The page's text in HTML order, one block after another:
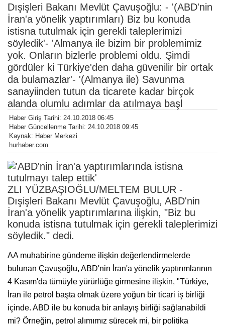
Dışişleri Bakanı Mevlüt Çavuşoğlu: - '(ABD'nin
İran'a yönelik yaptırımları) Biz bu konuda
istisna tutulmak için gerekli taleplerimizi
söyledik'- 'Almanya ile bizim bir problemimiz
yok. Onların bizlerle problemi oldu. Şimdi
gördüler ki Türkiye'den daha güvenilir bir ortak
da bulamazlar'- '(Almanya ile) Savunma
sanayiinden tutun da ticarete kadar birçok
alanda olumlu adımlar da atılmaya başl
Haber Giriş Tarihi: 24.10.2018 06:45
Haber Güncellenme Tarihi: 24.10.2018 09:45
Kaynak: Haber Merkezi
hurhaber.com
ZLI YÜZBAŞIOĞLU/MELTEM BULUR -
Dışişleri Bakanı Mevlüt Çavuşoğlu, ABD'nin
İran'a yönelik yaptırımlarına ilişkin, "Biz bu
konuda istisna tutulmak için gerekli taleplerimizi
söyledik." dedi.
AA muhabirine gündeme ilişkin değerlendirmelerde
bulunan Çavuşoğlu, ABD'nin İran'a yönelik yaptırımlarının
4 Kasım'da tümüyle yürürlüğe girmesine ilişkin, "Türkiye,
İran ile petrol başta olmak üzere yoğun bir ticari iş birliği
içinde. ABD ile bu konuda bir anlayış birliği sağlanabildi
mi? Örneğin, petrol alımımız sürecek mi, bir politika